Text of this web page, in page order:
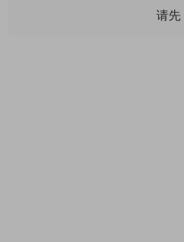
请先